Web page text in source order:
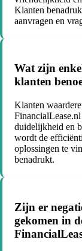
Klanten
aanvragen en
Wat zijn
klanten
Klanten
duidelijkheid en
wordt de
oplossingen te
benadrukt.
Zijn er
gekomen in